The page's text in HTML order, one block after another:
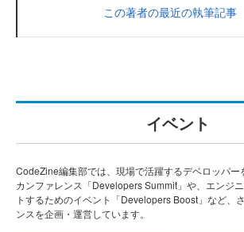
この著者の最近の執筆記事
イベント
CodeZine編集部では、現場で活躍するデベロッパー
カンファレンス「Developers Summit」や、エンジ
トするためのイベント「Developers Boost」など、
ンスを企画・運営しています。